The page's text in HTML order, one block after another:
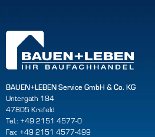
BAUEN+LEBEN Service GmbH & Co. KG
Untergath 184
47805 Krefeld
Tel.: +49 2151 4577-0
Fax: +49 2151 4577-499